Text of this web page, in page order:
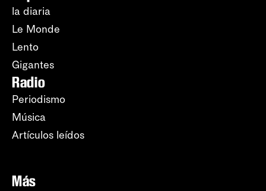
la diaria
Le Monde
Lento
Gigantes
Radio
Periodismo
Música
Artículos leídos
Más